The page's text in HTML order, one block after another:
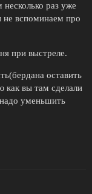
раз уже
не вспоминаем про
при выстреле.
оставить
как вы там сделали
уменьшить